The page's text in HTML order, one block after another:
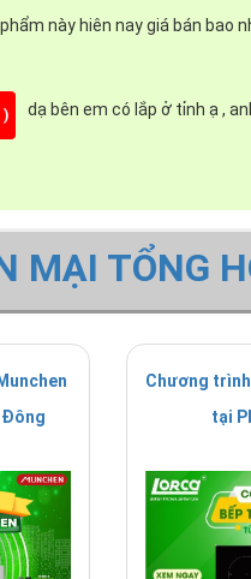
còn được trang bị các tính
thước khoét đá: 675 x
cả các Showroom của Nội
bếp từ Munchen nhập
này hiên nay giá bán bao
) dạ bên em có lắp ở tỉnh ạ ,
MẠI TỔNG
Đông
Chương
tại